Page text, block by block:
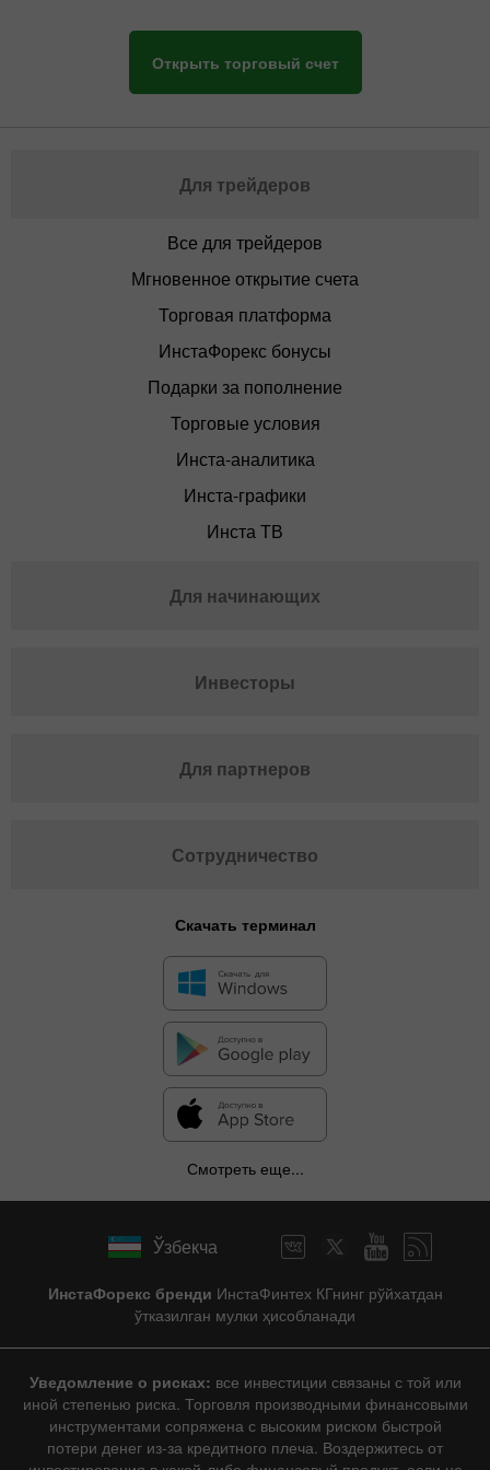
Открыть торговый счет
Для трейдеров
Все для трейдеров
Мгновенное открытие счета
Торговая платформа
ИнстаФорекс бонусы
Подарки за пополнение
Торговые условия
Инста-аналитика
Инста-графики
Инста ТВ
Для начинающих
Инвесторы
Для партнеров
Сотрудничество
Скачать терминал
Смотреть еще...
Ўзбекча
ИнстаФорекс бренди ИнстаФинтех КГнинг рўйхатдан
ўтказилган мулки ҳисобланади
Уведомление о рисках: все инвестиции связаны с той или
иной степенью риска. Торговля производными финансовыми
инструментами сопряжена с высоким риском быстрой
потери денег из-за кредитного плеча. Воздержитесь от